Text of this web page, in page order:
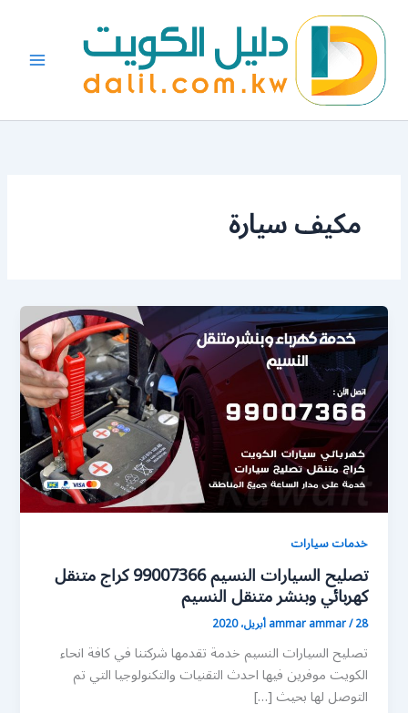
المحتوى
مكيف سيارة
خدمات سيارات
تصليح السيارات النسيم 99007366 كراج متنقل
كهربائي وبنشر متنقل النسيم
ammar ammar/28 أبريل، 2020
تصليح السيارات النسيم خدمة تقدمها شركتنا في كافة انحاء
الكويت موفرين فيها احدث التقنيات والتكنولوجيا التي تم
التوصل لها بحيث […]